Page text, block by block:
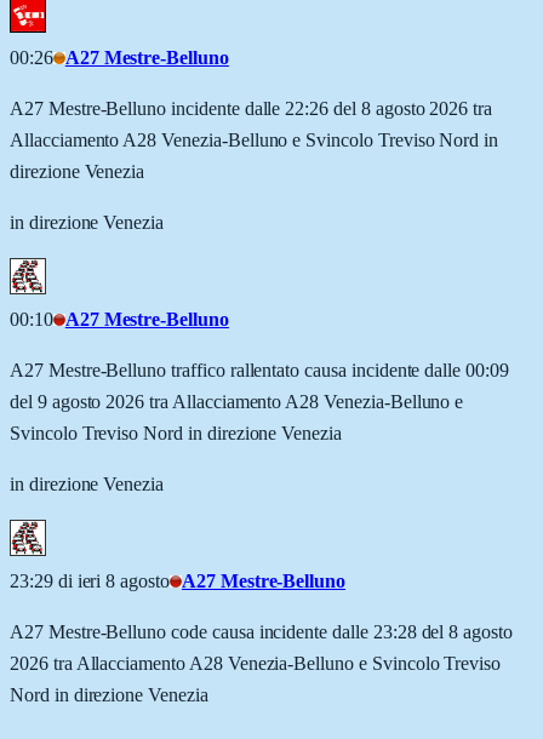
00:26 A27 Mestre-Belluno
A27 Mestre-Belluno incidente dalle 22:26 del 8 agosto 2026 tra
Allacciamento A28 Venezia-Belluno e Svincolo Treviso Nord in
direzione Venezia
in direzione Venezia
00:10 A27 Mestre-Belluno
A27 Mestre-Belluno traffico rallentato causa incidente dalle 00:09
del 9 agosto 2026 tra Allacciamento A28 Venezia-Belluno e
Svincolo Treviso Nord in direzione Venezia
in direzione Venezia
23:29 di ieri 8 agosto A27 Mestre-Belluno
A27 Mestre-Belluno code causa incidente dalle 23:28 del 8 agosto
2026 tra Allacciamento A28 Venezia-Belluno e Svincolo Treviso
Nord in direzione Venezia